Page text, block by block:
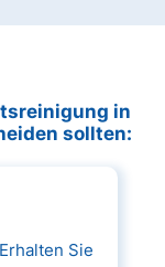
in
sollten:
Sie